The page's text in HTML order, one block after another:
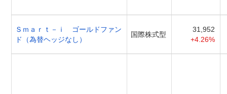
Ｓｍａｒｔ－ｉ ゴールドファン
ド（為替ヘッジなし）
国際株式型
31,952
+4.26%